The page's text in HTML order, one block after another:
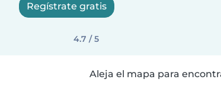
Regístrate gratis
4.7 / 5
Aleja el mapa para